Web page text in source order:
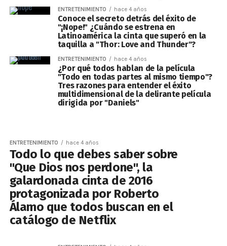
ENTRETENIMIENTO hace 4 años
Conoce el secreto detrás del éxito de
"¡Nope!" ¿Cuándo se estrena en
Latinoamérica la cinta que superó en la
taquilla a "Thor: Love and Thunder"?
ENTRETENIMIENTO hace 4 años
¿Por qué todos hablan de la película
"Todo en todas partes al mismo tiempo"?
Tres razones para entender el éxito
multidimensional de la delirante película
dirigida por "Daniels"
ENTRETENIMIENTO hace 4 años
Todo lo que debes saber sobre
"Que Dios nos perdone", la
galardonada cinta de 2016
protagonizada por Roberto
Álamo que todos buscan en el
catálogo de Netflix